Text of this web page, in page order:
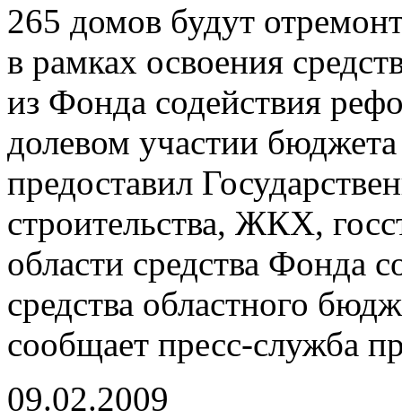
265 домов будут
в рамках освоения
из Фонда содействия
долевом участии
предоставил
строительства, ЖКХ,
области средства Фонда
средства областного
сообщает пресс-служба
09.02.2009